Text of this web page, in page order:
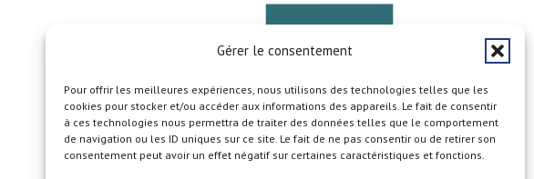
Gérer le consentement
Pour offrir les meilleures expériences, nous utilisons des technologies telles que les
cookies pour stocker et/ou accéder aux informations des appareils. Le fait de consentir
à ces technologies nous permettra de traiter des données telles que le comportement
de navigation ou les ID uniques sur ce site. Le fait de ne pas consentir ou de retirer son
consentement peut avoir un effet négatif sur certaines caractéristiques et fonctions.